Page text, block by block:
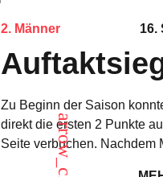
2. Männer 16.
Zu Beginn der Saison
direkt die ersten 2 Punkte
Seite verbuchen. Nachdem
uns gut auf das